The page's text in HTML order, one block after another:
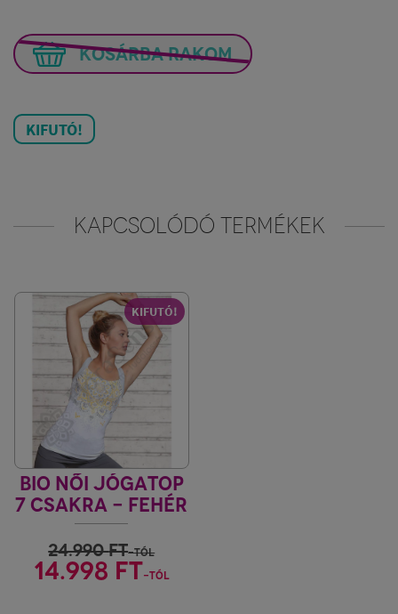
KOSÁRBA RAKOM
KIFUTÓ!
KAPCSOLÓDÓ TERMÉKEK
KIFUTÓ!
BIO NŐI JÓGATOP
7 CSAKRA - FEHÉR
24.990FT-tól
14.998 FT-tól